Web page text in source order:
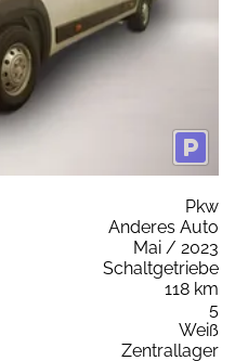
Pkw
Anderes Auto
Mai / 2023
Schaltgetriebe
118 km
5
Weiß
Zentrallager